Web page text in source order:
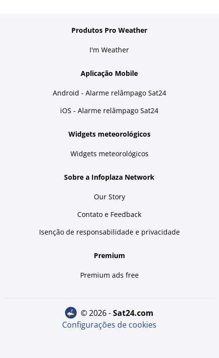
Produtos Pro Weather
I'm Weather
Aplicação Mobile
Android - Alarme relâmpago Sat24
iOS - Alarme relâmpago Sat24
Widgets meteorológicos
Widgets meteorológicos
Sobre a Infoplaza Network
Our Story
Contato e Feedback
Isenção de responsabilidade e privacidade
Premium
Premium ads free
© 2026 - sat24.com
Configurações de cookies